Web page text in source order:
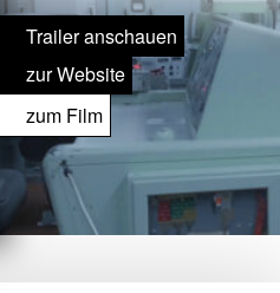
Trailer anschauen
zur Website
zum Film